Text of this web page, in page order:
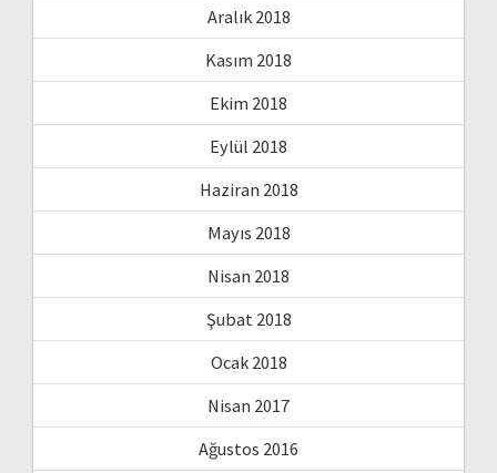
Aralık 2018
Kasım 2018
Ekim 2018
Eylül 2018
Haziran 2018
Mayıs 2018
Nisan 2018
Şubat 2018
Ocak 2018
Nisan 2017
Ağustos 2016